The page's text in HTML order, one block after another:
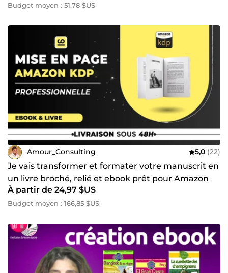
Budget moyen : 51,78 $US
Amour_Consulting 5,0 (22)
Je vais transformer et formater votre manuscrit en
un livre broché, relié et ebook prêt pour Amazon
KDP
À partir de 24,97 $US
Budget moyen : 166,85 $US